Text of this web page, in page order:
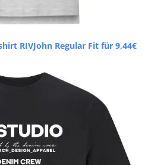
RIVJohn Regular Fit für 9,44€